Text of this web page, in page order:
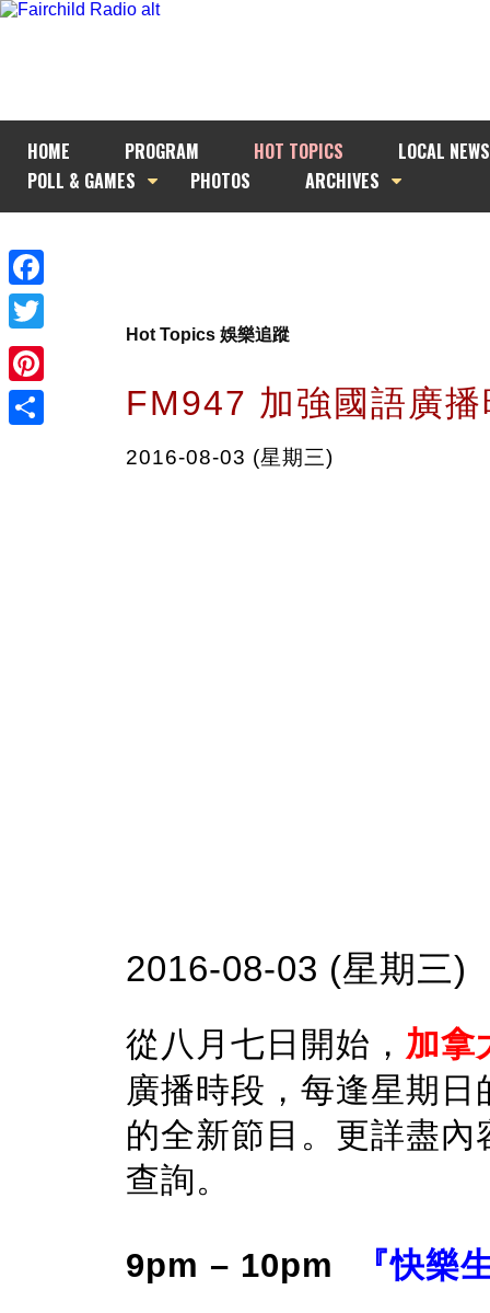
HOME PROGRAM HOT TOPICS
LOCAL NEWS
POLL & GAMES
PHOTOS ARCHIVES
Facebook
Twitter
Pinterest
Hot Topics 娛樂追蹤
FM947 加強國語廣
2016-08-03 (星期三)
2016-08-03 (星期三)
從八月七日開始， 加拿
廣播時段，每逢星期
的全新節目。更詳盡
查詢。
9pm – 10pm
『快樂